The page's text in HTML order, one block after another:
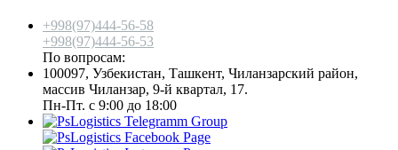
+998(97)444-56-58
+998(97)444-56-53
По вопросам:
100097, Узбекистан, Ташкент, Чиланзарский район,
массив Чиланзар, 9-й квартал, 17.
Пн-Пт. с 9:00 до 18:00